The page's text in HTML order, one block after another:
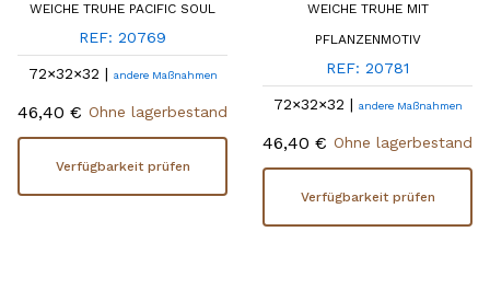
WEICHE TRUHE PACIFIC SOUL
REF: 20769
72×32×32 | andere Maßnahmen
46,40 € Ohne lagerbestand
Verfügbarkeit prüfen
WEICHE TRUHE MIT
PFLANZENMOTIV
REF: 20781
72×32×32 | andere Maßnahmen
46,40 € Ohne lagerbestand
Verfügbarkeit prüfen